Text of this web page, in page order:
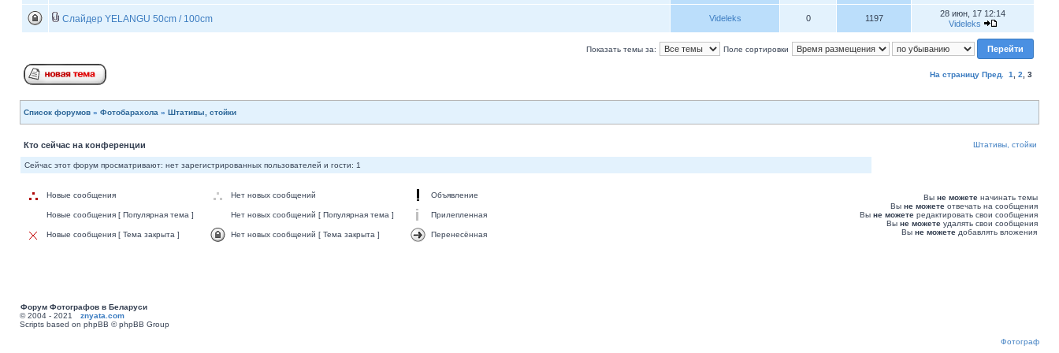
Слайдер YELANGU 50cm / 100cm Videleks 0 1197
28 июн, 17 12:14
Videleks
Показать темы за: Поле сортировки
На страницу Пред. 1 2 3
Список форумов » Фотобарахола » Штативы, стойки
Кто сейчас на конференции Штативы, стойки
Сейчас этот форум просматривают: нет зарегистрированных пользователей и гости: 1
Новые сообщения Нет новых сообщений Объявление
Новые сообщения [ Популярная тема ] Нет новых сообщений [ Популярная тема ] Прилепленная
Новые сообщения [ Тема закрыта ] Нет новых сообщений [ Тема закрыта ] Перенесённая
Вы не можете начинать темы
Вы не можете отвечать на сообщения
Вы не можете редактировать свои сообщения
Вы не можете удалять свои сообщения
Вы не можете добавлять вложения
Форум Фотографов в Беларуси
© 2004 - 2021 znyata.com
Scripts based on phpBB © phpBB Group
Фотограф